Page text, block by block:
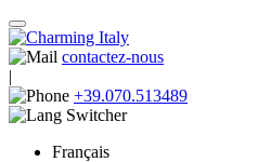
contactez-nous
|
+39.070.513489
Français